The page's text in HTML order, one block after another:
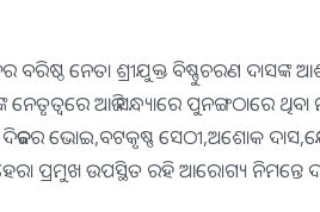
ବରିଷ୍ଠ ନେତା ଶ୍ରୀଯୁକ୍ତ ବିଷ୍ଣୁଚରଣ
ନେତୃତ୍ୱରେ ଆଜି ସନ୍ଧ୍ୟାରେ ପୁନଙ୍ଗଠାରେ
ଭୋଇ,ବଟକୃଷ୍ଣ ସେଠୀ,ଅଶୋକ
ପ୍ରମୁଖ ଉପସ୍ଥିତ ରହି ଆରୋଗ୍ୟ ନିମନ୍ତେ